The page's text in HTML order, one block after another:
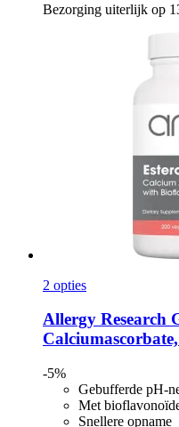
Bezorging uiterlijk op
2 opties
Allergy Research
-5%
Gebufferde pH-
Met
Snellere opname